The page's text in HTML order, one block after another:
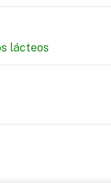
lácteos